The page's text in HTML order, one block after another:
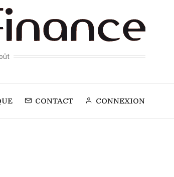
CONTACT CONNEXION